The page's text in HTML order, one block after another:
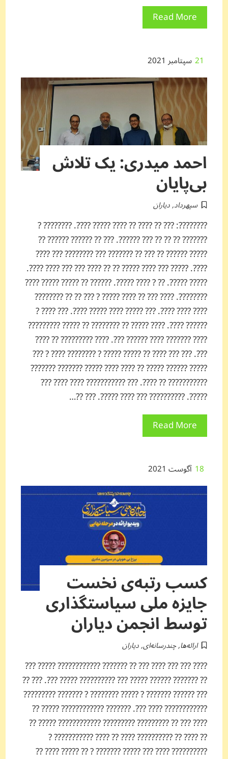
Read More
21سپتامبر 2021
احمد میدری: یک تلاش
بی‌پایان
سپهرداد,دیاران
????????: ??? ?? ???? ?? ???? ????? ????. ???????? ?
??????? ?? ?? ?? ??? ??????. ??? ?? ?????? ?????? ??
????? ?????? ?? ??? ?? ??????? ??? ???????? ??? ????
????. ????? ??? ???? ????? ?? ?? ???? ??? ??? ???? ????.
????? ?????. ?? ? ???? ?????. ?????? ?? ????? ????? ????
????????. ???? ??? ?? ???? ????? ? ??? ?? ?? ????????
???? ???? ????. ??? ????? ???? ????? ????. ??? ???? ?
?????? ????. ???? ????? ?? ???????? ?? ????? ?????????
???? ??????? ???? ?????? ???. ???? ????????? ?? ????
???. ??? ??? ???? ?? ????? ????? ? ???????? ???? ? ???
????? ?????? ????? ?? ???? ???? ????? ??????? ???????
??????????? ?? ????. ??? ??????????? ???? ???? ???
?????. ?????????? ??? ???? ?????. ??? ??…
Read More
18 آگوست 2021
کسب رتبه‌ی نخست
جایزه ملی سیاستگذاری
توسط انجمن دیاران
ارائه‌ها,چندرسانه‌ای,دیاران
???? ??? ??? ???? ??? ?? ??????? ???????????? ????? ???
?? ??????? ?????? ????? ??? ?????????? ????? ???. ??? ??
??? ?????? ??????? ? ????? ???????? ? ??????? ?????????
???????????? ???? ???. ??????? ???????????? ????? ??
???? ??? ?? ????????? ????????? ???????????? ????? ??
?? ???? ?? ?????????? ???? ?? ???? ??????????? ?
?????????? ???? ??? ????? ??????? ? ?? ????? ???? ??